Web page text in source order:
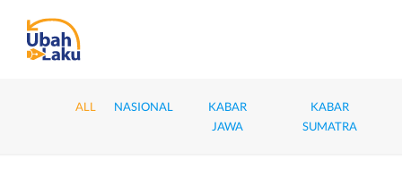
ALL NASIONAL
KABAR
JAWA
KABAR
SUMATRA